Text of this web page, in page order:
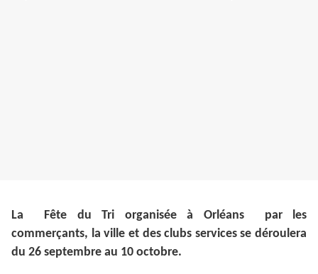
La Fête du Tri organisée à Orléans par les
commerçants, la ville et des clubs services se déroulera
du 26 septembre au 10 octobre.